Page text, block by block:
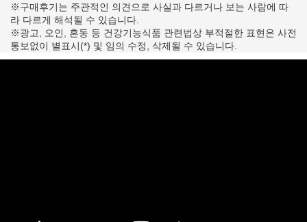
※구매후기는 주관적인 의견으로 사실과 다르거나 보는 사람에 따
라 다르게 해석될 수 있습니다.
※광고, 오인, 혼동 등 건강기능식품 관련법상 부적절한 표현은 사전
통보없이 별표시(*) 및 임의 수정, 삭제될 수 있습니다.